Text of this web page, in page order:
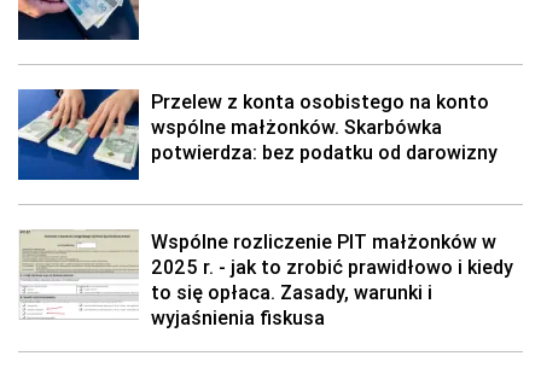
Przelew z konta osobistego na konto
wspólne małżonków. Skarbówka
potwierdza: bez podatku od darowizny
Wspólne rozliczenie PIT małżonków w
2025 r. - jak to zrobić prawidłowo i kiedy
to się opłaca. Zasady, warunki i
wyjaśnienia fiskusa